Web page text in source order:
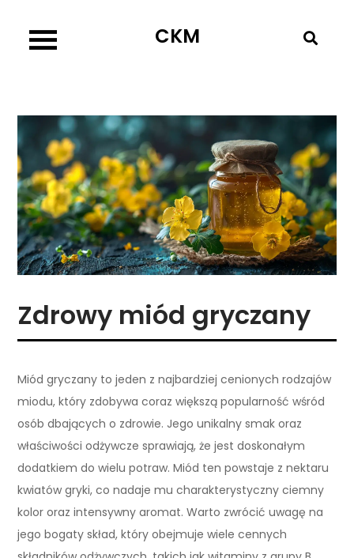
content
CKM
Zdrowy miód gryczany
Miód gryczany to jeden z najbardziej cenionych rodzajów
miodu, który zdobywa coraz większą popularność wśród
osób dbających o zdrowie. Jego unikalny smak oraz
właściwości odżywcze sprawiają, że jest doskonałym
dodatkiem do wielu potraw. Miód ten powstaje z nektaru
kwiatów gryki, co nadaje mu charakterystyczny ciemny
kolor oraz intensywny aromat. Warto zwrócić uwagę na
jego bogaty skład, który obejmuje wiele cennych